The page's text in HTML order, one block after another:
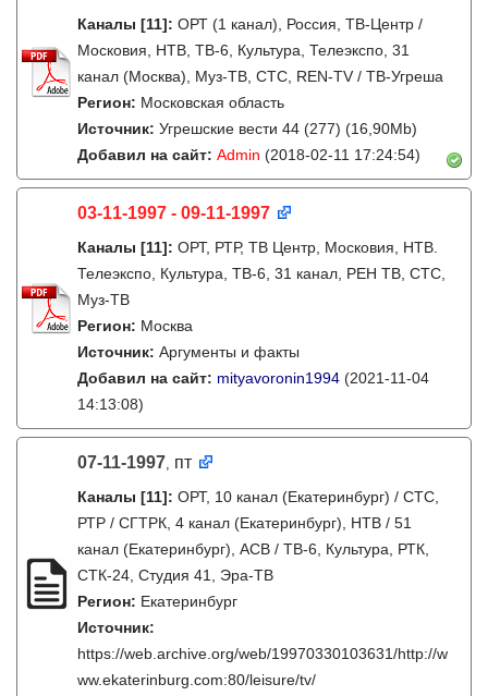
Каналы [11]: ОРТ (1 канал), Россия, ТВ-Центр /
Московия, НТВ, ТВ-6, Культура, Телеэкспо, 31
канал (Москва), Муз-ТВ, СТС, REN-TV / ТВ-Угреша
Регион: Московская область
Источник: Угрешские вести 44 (277) (16,90Mb)
Добавил на сайт: Admin (2018-02-11 17:24:54)
03-11-1997 - 09-11-1997
Каналы [11]: ОРТ, РТР, ТВ Центр, Московия, НТВ.
Телеэкспо, Культура, ТВ-6, 31 канал, РЕН ТВ, СТС,
Муз-ТВ
Регион: Москва
Источник: Аргументы и факты
Добавил на сайт: mityavoronin1994 (2021-11-04
14:13:08)
07-11-1997, пт
Каналы [11]: ОРТ, 10 канал (Екатеринбург) / СТС,
РТР / СГТРК, 4 канал (Екатеринбург), НТВ / 51
канал (Екатеринбург), АСВ / ТВ-6, Культура, РТК,
СТК-24, Студия 41, Эра-ТВ
Регион: Екатеринбург
Источник:
https://web.archive.org/web/19970330103631/http://w
ww.ekaterinburg.com:80/leisure/tv/